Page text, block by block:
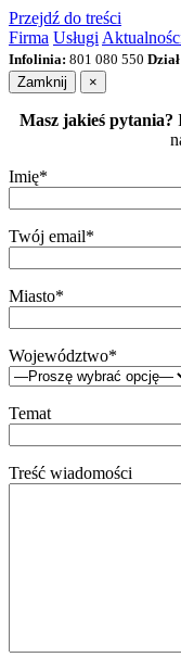
Przejdź do treści
Firma Usługi
Infolinia: 801 080 550
Zamknij
×
Masz jakieś pytania?
Imię*
Twój email*
Miasto*
Województwo*
Temat
Treść wiadomości